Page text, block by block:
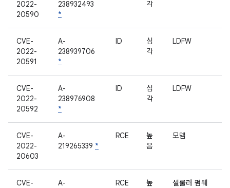
2022-
20590
238932493
*
각
CVE-
2022-
20591
A-
238939706
*
ID
심
각
LDFW
CVE-
2022-
20592
A-
238976908
*
ID
심
각
LDFW
CVE-
2022-
20603
A-
219265339 *
RCE
높
음
모뎀
CVE-
A-
RCE
높
셀룰러 펌웨